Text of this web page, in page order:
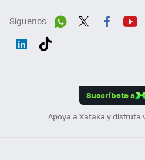
Síguenos
Suscríbete a
Apoya a Xataka y